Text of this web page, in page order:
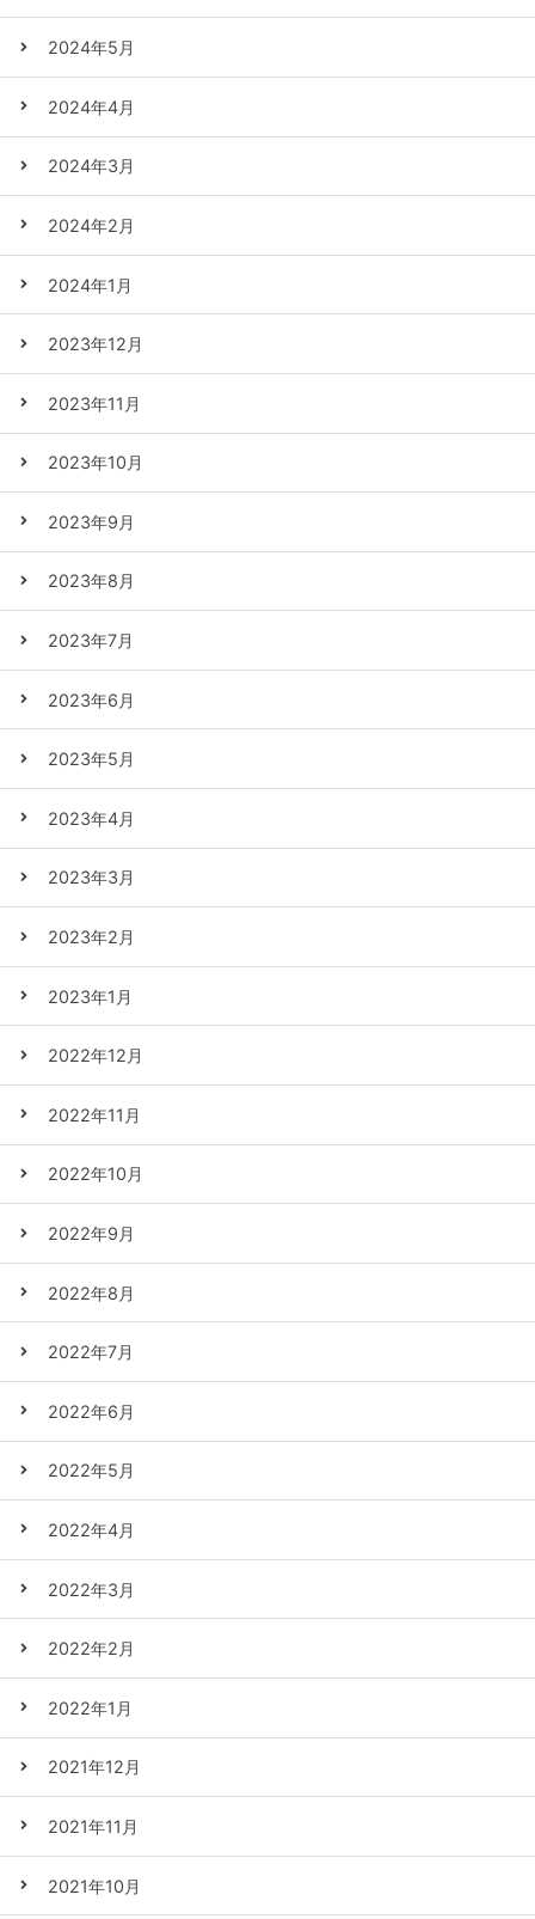
2024年5月
2024年4月
2024年3月
2024年2月
2024年1月
2023年12月
2023年11月
2023年10月
2023年9月
2023年8月
2023年7月
2023年6月
2023年5月
2023年4月
2023年3月
2023年2月
2023年1月
2022年12月
2022年11月
2022年10月
2022年9月
2022年8月
2022年7月
2022年6月
2022年5月
2022年4月
2022年3月
2022年2月
2022年1月
2021年12月
2021年11月
2021年10月